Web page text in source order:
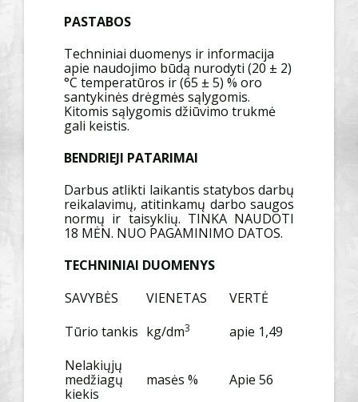
PASTABOS
Techniniai duomenys ir informacija
apie naudojimo būdą nurodyti (20 ± 2)
°C temperatūros ir (65 ± 5) % oro
santykinės drėgmės sąlygomis.
Kitomis sąlygomis džiūvimo trukmė
gali keistis.
BENDRIEJI PATARIMAI
Darbus atlikti laikantis statybos darbų
reikalavimų, atitinkamų darbo saugos
normų ir taisyklių. TINKA NAUDOTI
18 MĖN. NUO PAGAMINIMO DATOS.
TECHNINIAI DUOMENYS
SAVYBĖS
VIENETAS
VERTĖ
Tūrio tankis kg/dm3
apie 1,49
Nelakiųjų
medžiagų
kiekis
masės % Apie 56